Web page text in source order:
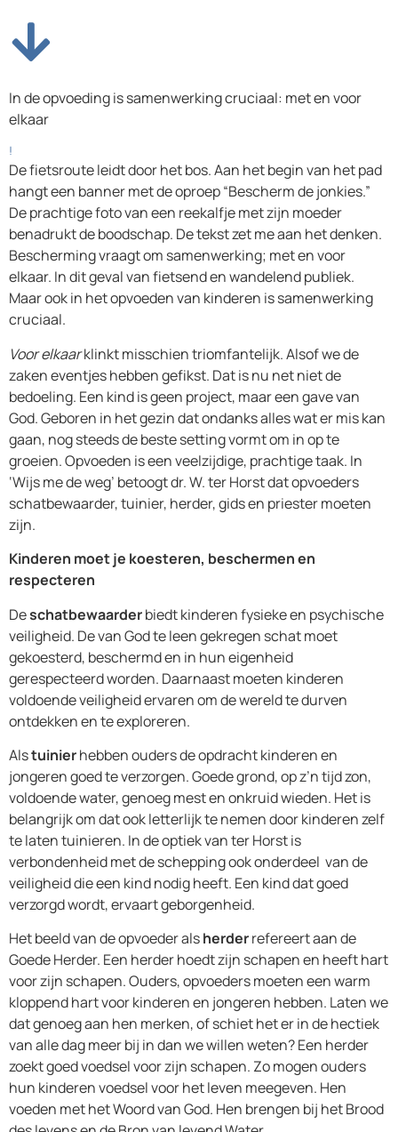
In de opvoeding is samenwerking cruciaal: met en voor
elkaar
!
De fietsroute leidt door het bos. Aan het begin van het pad
hangt een banner met de oproep “Bescherm de jonkies.”
De prachtige foto van een reekalfje met zijn moeder
benadrukt de boodschap. De tekst zet me aan het denken.
Bescherming vraagt om samenwerking; met en voor
elkaar. In dit geval van fietsend en wandelend publiek.
Maar ook in het opvoeden van kinderen is samenwerking
cruciaal.
Voor elkaarklinkt misschien triomfantelijk. Alsof we de
zaken eventjes hebben gefikst. Dat is nu net niet de
bedoeling. Een kind is geen project, maar een gave van
God. Geboren in het gezin dat ondanks alles wat er mis kan
gaan, nog steeds de beste setting vormt om in op te
groeien. Opvoeden is een veelzijdige, prachtige taak. In
‘Wijs me de weg’ betoogt dr. W. ter Horst dat opvoeders
schatbewaarder, tuinier, herder, gids en priester moeten
zijn.
Kinderen moet je koesteren, beschermen en
respecteren
Deschatbewaarderbiedt kinderen fysieke en psychische
veiligheid. De van God te leen gekregen schat moet
gekoesterd, beschermd en in hun eigenheid
gerespecteerd worden. Daarnaast moeten kinderen
voldoende veiligheid ervaren om de wereld te durven
ontdekken en te exploreren.
Alstuinierhebben ouders de opdracht kinderen en
jongeren goed te verzorgen. Goede grond, op z’n tijd zon,
voldoende water, genoeg mest en onkruid wieden. Het is
belangrijk om dat ook letterlijk te nemen door kinderen zelf
te laten tuinieren. In de optiek van ter Horst is
verbondenheid met de schepping ook onderdeel van de
veiligheid die een kind nodig heeft. Een kind dat goed
verzorgd wordt, ervaart geborgenheid.
Het beeld van de opvoeder alsherderrefereert aan de
Goede Herder. Een herder hoedt zijn schapen en heeft hart
voor zijn schapen. Ouders, opvoeders moeten een warm
kloppend hart voor kinderen en jongeren hebben. Laten we
dat genoeg aan hen merken, of schiet het er in de hectiek
van alle dag meer bij in dan we willen weten? Een herder
zoekt goed voedsel voor zijn schapen. Zo mogen ouders
hun kinderen voedsel voor het leven meegeven. Hen
voeden met het Woord van God. Hen brengen bij het Brood